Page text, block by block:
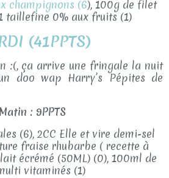
champignons (6), 100g de filet
taillefine 0% aux fruits (1)
(41PPTS)
:(, ça arrive une fringale la nuit
doo wap Harry’s Pépites de
Matin : 9PPTS
(6), 2CC Elle et vire demi-sel
fraise rhubarbe ( recette à
écrémé (50ML) (0), 100ml de
vitaminés (1)